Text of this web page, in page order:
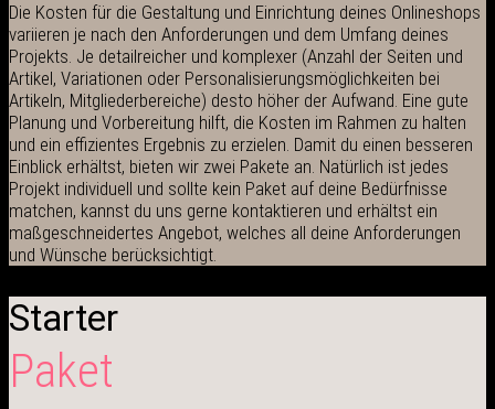
Die Kosten für die Gestaltung und Einrichtung deines Onlineshops
variieren je nach den Anforderungen und dem Umfang deines
Projekts. Je detailreicher und komplexer (Anzahl der Seiten und
Artikel, Variationen oder Personalisierungsmöglichkeiten bei
Artikeln, Mitgliederbereiche) desto höher der Aufwand. Eine gute
Planung und Vorbereitung hilft, die Kosten im Rahmen zu halten
und ein effizientes Ergebnis zu erzielen. Damit du einen besseren
Einblick erhältst, bieten wir zwei Pakete an. Natürlich ist jedes
Projekt individuell und sollte kein Paket auf deine Bedürfnisse
matchen, kannst du uns gerne kontaktieren und erhältst ein
maßgeschneidertes Angebot, welches all deine Anforderungen
und Wünsche berücksichtigt.
Starter
Paket